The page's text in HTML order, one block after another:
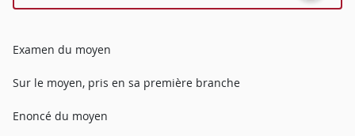
Examen du moyen
Sur le moyen, pris en sa première branche
Enoncé du moyen